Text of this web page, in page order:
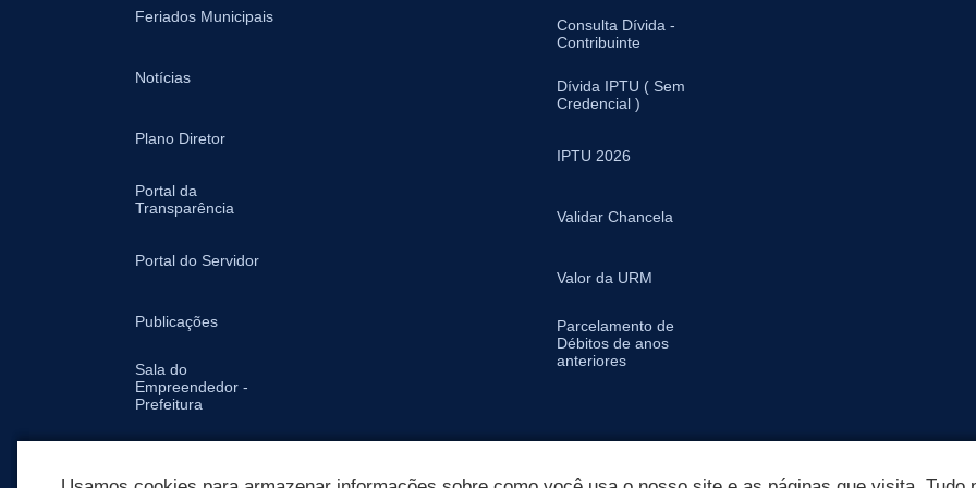
Feriados Municipais
Notícias
Plano Diretor
Portal da
Transparência
Portal do Servidor
Publicações
Sala do
Empreendedor -
Prefeitura
Consulta Dívida -
Contribuinte
Dívida IPTU ( Sem
Credencial )
IPTU 2026
Validar Chancela
Valor da URM
Parcelamento de
Débitos de anos
anteriores